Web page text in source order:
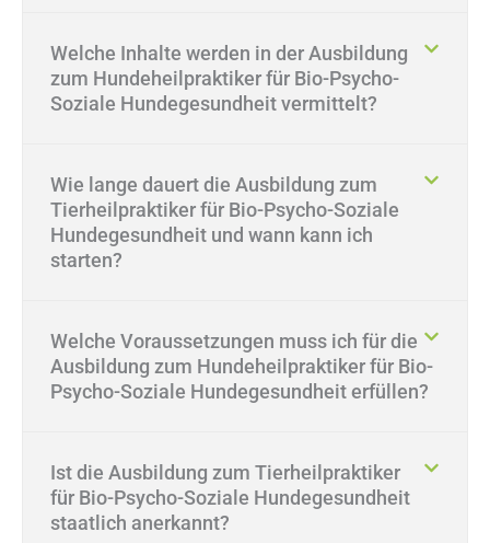
Welche Inhalte werden in der Ausbildung
zum Hundeheilpraktiker für Bio-Psycho-
Soziale Hundegesundheit vermittelt?
Wie lange dauert die Ausbildung zum
Tierheilpraktiker für Bio-Psycho-Soziale
Hundegesundheit und wann kann ich
starten?
Welche Voraussetzungen muss ich für die
Ausbildung zum Hundeheilpraktiker für Bio-
Psycho-Soziale Hundegesundheit erfüllen?
Ist die Ausbildung zum Tierheilpraktiker
für Bio-Psycho-Soziale Hundegesundheit
staatlich anerkannt?